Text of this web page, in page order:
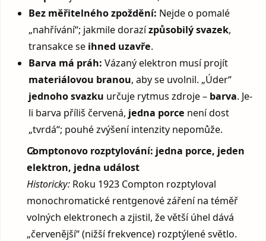
Bez měřitelného zpoždění: Nejde o pomalé
„nahřívání“; jakmile dorazízpůsobilý svazek,
transakce se ihned uzavře.
Barva má práh: Vázaný elektron musí projít
materiálovou branou, aby se uvolnil. „Úder“
jednoho svazku určuje rytmus zdroje – barva. Je-
li barva příliš červená, jedna porce není dost
„tvrdá“; pouhé zvýšení intenzity nepomůže.
Comptonovo rozptylování: jedna porce, jeden
elektron, jedna událost
Historicky: Roku 1923 Compton rozptyloval
monochromatické rentgenové záření na téměř
volných elektronech a zjistil, že větší úhel dává
„červenější“ (nižší frekvence) rozptýlené světlo.